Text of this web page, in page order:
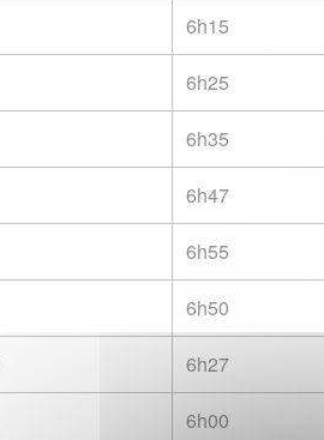
6h15
6h25
6h35
6h47
6h55
6h50
6h27
6h00